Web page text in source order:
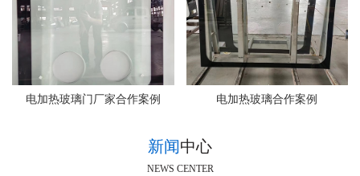
电加热玻璃门厂家合作案例 电加热玻璃合作案例
新闻中心
NEWS CENTER